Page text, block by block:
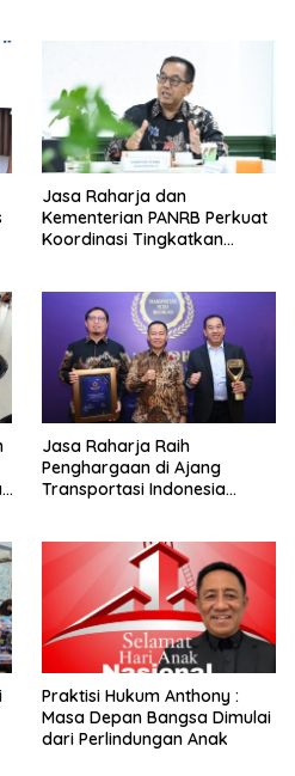
Jasa Raharja dan
Kementerian PANRB Perkuat
Koordinasi Tingkatkan
Jasa Raharja Raih
Penghargaan di Ajang
Transportasi Indonesia
Praktisi Hukum Anthony :
Masa Depan Bangsa Dimulai
dari Perlindungan Anak